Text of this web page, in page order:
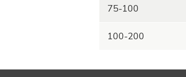
75-100
100-200